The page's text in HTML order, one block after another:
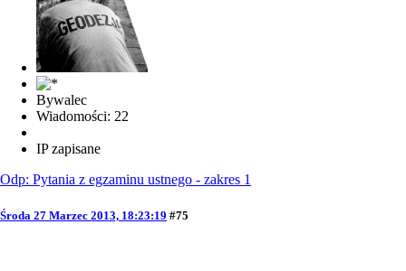
Bywalec
Wiadomości: 22
IP zapisane
Odp: Pytania z egzaminu ustnego - zakres 1
Środa 27 Marzec 2013, 18:23:19 #75